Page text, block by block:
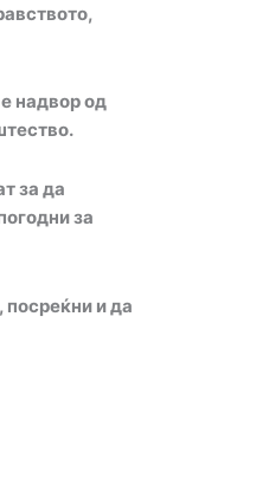
надвор од
за да
за
посреќни и да